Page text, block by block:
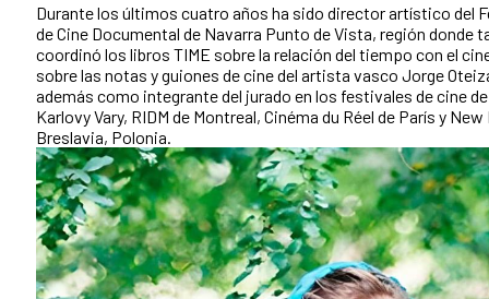
Durante los últimos cuatro años ha sido director artístico del
de Cine Documental de Navarra Punto de Vista, región donde
coordinó los libros TIME sobre la relación del tiempo con el
sobre las notas y guiones de cine del artista vasco Jorge
además como integrante del jurado en los festivales de cine
Karlovy Vary, RIDM de Montreal, Cinéma du Réel de París y
Breslavia, Polonia.